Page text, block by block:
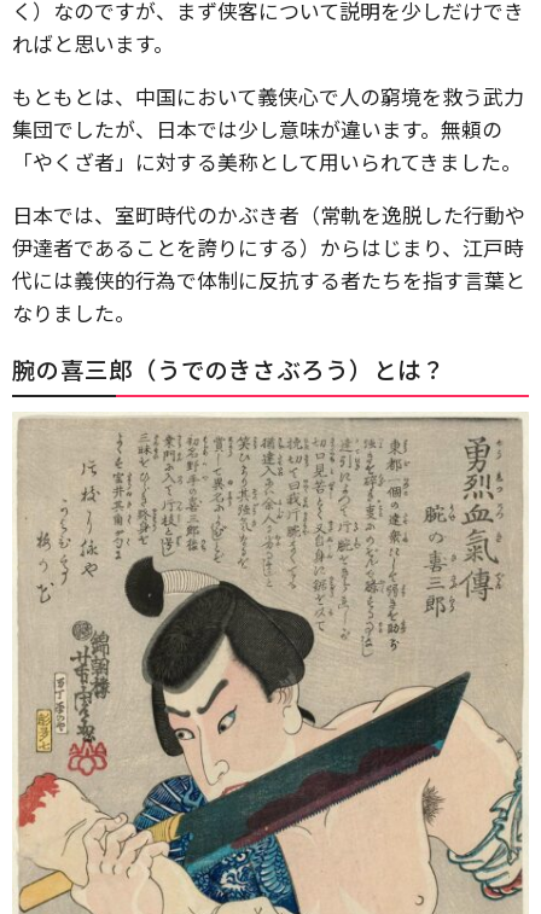
く）なのですが、まず侠客について説明を少しだけでき
ればと思います。
もともとは、中国において義侠心で人の窮境を救う武力
集団でしたが、日本では少し意味が違います。無頼の
「やくざ者」に対する美称として用いられてきました。
日本では、室町時代のかぶき者（常軌を逸脱した行動や
伊達者であることを誇りにする）からはじまり、江戸時
代には義侠的行為で体制に反抗する者たちを指す言葉と
なりました。
腕の喜三郎（うでのきさぶろう）とは？